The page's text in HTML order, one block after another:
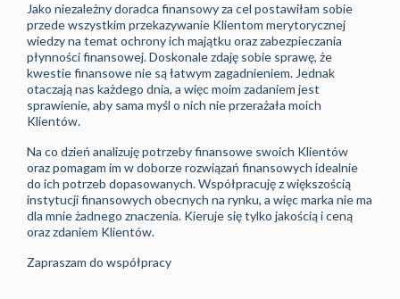
Jako niezależny doradca finansowy za cel postawiłam sobie
przede wszystkim przekazywanie Klientom merytorycznej
wiedzy na temat ochrony ich majątku oraz zabezpieczania
płynności finansowej. Doskonale zdaję sobie sprawę, że
kwestie finansowe nie są łatwym zagadnieniem. Jednak
otaczają nas każdego dnia, a więc moim zadaniem jest
sprawienie, aby sama myśl o nich nie przerażała moich
Klientów.
Na co dzień analizuję potrzeby finansowe swoich Klientów
oraz pomagam im w doborze rozwiązań finansowych idealnie
do ich potrzeb dopasowanych. Współpracuję z większością
instytucji finansowych obecnych na rynku, a więc marka nie ma
dla mnie żadnego znaczenia. Kieruje się tylko jakością i ceną
oraz zdaniem Klientów.
Zapraszam do współpracy